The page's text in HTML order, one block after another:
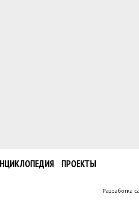
ПРОЕКТЫ
Разработка